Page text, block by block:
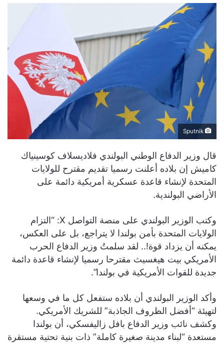
قال وزير الدفاع الوطني البولندي فلاديسلاف كوسينياك
كاميش إن بلاده أعلنت رسميا تقديم مقترح للولايات
المتحدة لإنشاء قاعدة عسكرية أمريكية دائمة على
الأراضي البولندية.
وكتب الوزير البولندي على منصة التواصل Х: “التزام
الولايات المتحدة بأمن بولندا لا يتراجع، بل على العكس،
يمكنه أن يزداد قوة!.. لقد سلمتُ وزير الدفاع الحرب
الأمريكي بيت هيغسيث مقترحا رسميا لإنشاء قاعدة دائمة
جديدة للقوات الأمريكية في بولندا”.
وأكد الوزير البولندي أن بلاده ستفعل كل ما في وسعها
لتهيئة “أفضل الظروف الجاذبة” للشريك الأمريكي.
وكشف نائب وزير الدفاع بافل زاليفسكي، أن بولندا
مستعدة “لبناء مدينة صغيرة كاملة” ذات بنية تحتية مستقرة